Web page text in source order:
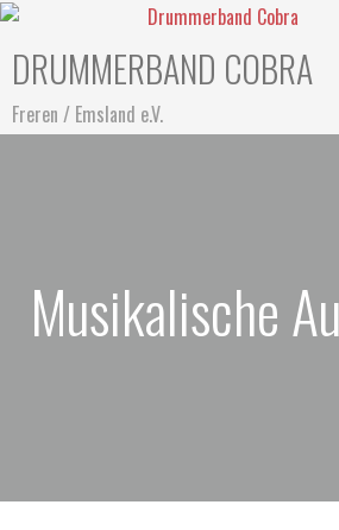
Zum
springen
DRUMMERBAND COBRA
Freren / Emsland e.V.
Musikalische